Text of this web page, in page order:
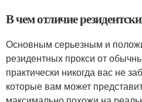
В чем отличие
Основным серьезным и
резидентных прокси от
практически никогда вас не
которые вам может